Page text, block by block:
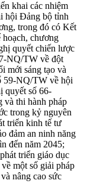
khai các nhiệm
hội Đảng bộ tỉnh
trong đó có Kết
chương
quyết chiến lược
NQ/TW về đột
mới sáng tạo và
59-NQ/TW về hội
quyết số 66-
thi hành pháp
trong kỷ nguyên
triển kinh tế tư
đảm an ninh năng
đến năm 2045;
triển giáo dục
một số giải pháp
nâng cao sức